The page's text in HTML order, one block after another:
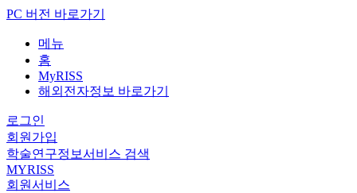
PC 버전 바로가기
메뉴
홈
MyRISS
해외전자정보 바로가기
로그인
회원가입
학술연구정보서비스 검색
MYRISS
회원서비스